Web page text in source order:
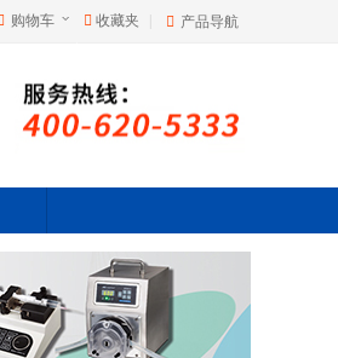
购物车 收藏夹 产品导航